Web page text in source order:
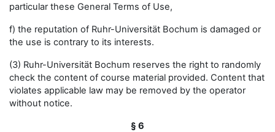
particular these General Terms of Use,
f) the reputation of Ruhr-Universität Bochum is damaged or
the use is contrary to its interests.
(3) Ruhr-Universität Bochum reserves the right to randomly
check the content of course material provided. Content that
violates applicable law may be removed by the operator
without notice.
§ 6